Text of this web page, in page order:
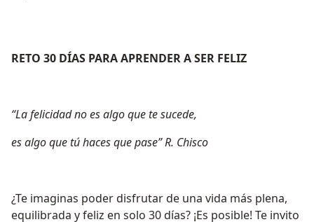
RETO 30 DÍAS PARA APRENDER A SER FELIZ
“La felicidad no es algo que te sucede,
es algo que tú haces que pase” R. Chisco
¿Te imaginas poder disfrutar de una vida más plena,
equilibrada y feliz en solo 30 días? ¡Es posible! Te invito